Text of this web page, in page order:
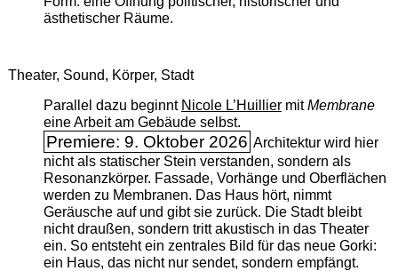
ästhetischer Räume.
Theater, Sound, Körper, Stadt
Parallel dazu beginnt Nicole L’Huilliermit ­Membrane
eine Arbeit am Gebäude selbst.
Premiere: 9. Oktober 2026 Architektur wird hier
nicht als statischer Stein verstanden, sondern als
Resonanzkörper. Fassade, Vorhänge und Oberflächen
werden zu Membranen. Das Haus hört, nimmt
Geräusche auf und gibt sie zurück. Die Stadt bleibt
nicht draußen, sondern tritt akustisch in das Theater
ein. So entsteht ein zentrales Bild für das neue Gorki:
ein Haus, das nicht nur sendet, sondern empfängt.